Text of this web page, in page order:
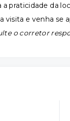
praticidade da
e venha se
o corretor